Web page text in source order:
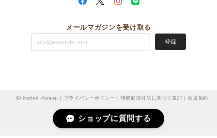
メールマガジンを受け取る
登録
irodori -forest- | プライバシーポリシー | 特定商取引法に基づく表記 |会員規約
ショップに質問する